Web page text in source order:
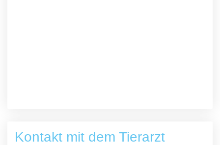
Kontakt mit dem Tierarzt